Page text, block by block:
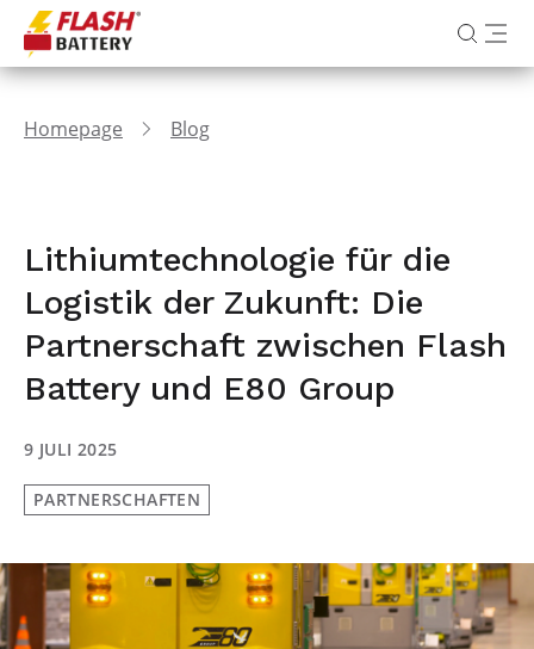
Homepage Blog
Lithiumtechnologie für die
Logistik der Zukunft: Die
Partnerschaft zwischen Flash
Battery und E80 Group
9 JULI 2025
PARTNERSCHAFTEN